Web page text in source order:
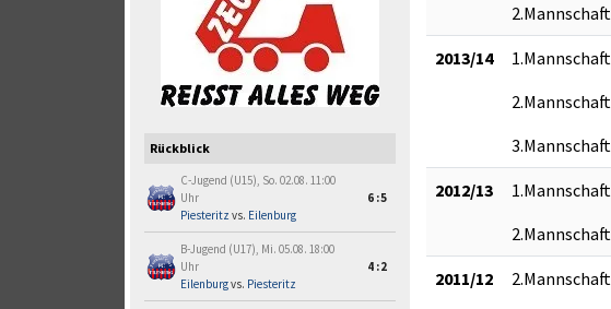
Rückblick
C-Jugend (U15), So. 02.08. 11:00
Uhr
Piesteritz vs. Eilenburg
6:5
B-Jugend (U17), Mi. 05.08. 18:00
Uhr
Eilenburgvs. Piesteritz
4:2
2.Mannschaft
2013/14 1.Mannschaft
2.Mannschaft
3.Mannschaft
2012/13 1.Mannschaft
2.Mannschaft
2011/12 2.Mannschaft